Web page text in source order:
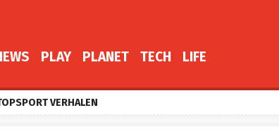
PLAY PLANET TECH LIFE
VERHALEN